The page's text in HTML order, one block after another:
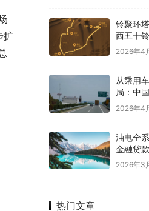
扩
铃聚环
西五十
募中
2026年4
从乘用
局：中
底层革命
2026年4
油电全
金融贷
助力车
2026年3
热门文章